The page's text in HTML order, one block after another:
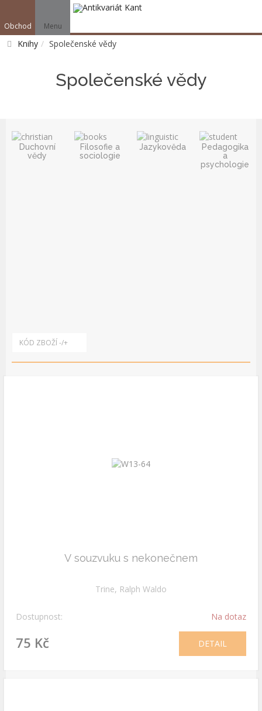
Obchod Menu
Knihy Společenské vědy
Společenské vědy
Duchovní
vědy
Filosofie a
sociologie
Jazykověda
Pedagogika
a
psychologie
KÓD ZBOŽÍ -/+
V souzvuku s nekonečnem
Trine, Ralph Waldo
Dostupnost: Na dotaz
75 Kč DETAIL